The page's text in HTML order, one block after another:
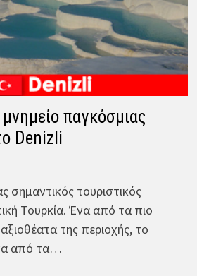
παγκόσμιας
Denizli
σημαντικός τουριστικός
Τουρκία. Ένα από τα πιο
της περιοχής, το
από τα…